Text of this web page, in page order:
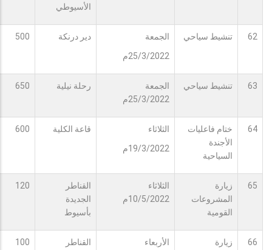
الأسيوطي
62 تنشيط سياحي
الجمعة
25/3/2022م
دير درنكة 500
63 تنشيط سياحي
الجمعة
25/3/2022م
رحلة نيلية 650
64
ختام فاعليات
الأجندة
السياحية
الثلاثاء
19/3/2022م
قاعة الكلية 600
65
زيارة
المشروعات
القومية
الثلاثاء
10/5/2022م
القناطر
الجديدة
بأسيوط
120
66
زيارة
الأربعاء
القناطر
100